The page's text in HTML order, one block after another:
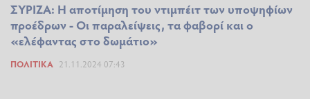
ΣΥΡΙΖΑ: Η αποτίμηση του ντιμπέιτ των υποψηφίων
προέδρων - Οι παραλείψεις, τα φαβορί και ο
«ελέφαντας στο δωμάτιο»
ΠΟΛΙΤΙΚΆ 21.11.2024 07:43